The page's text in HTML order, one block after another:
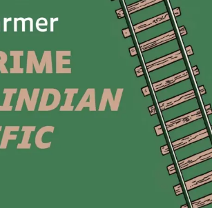
de l’Indian Pacific
C.A. Larmer